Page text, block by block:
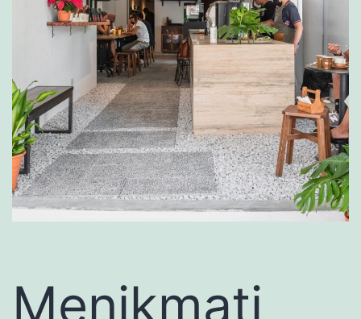
Menikmati